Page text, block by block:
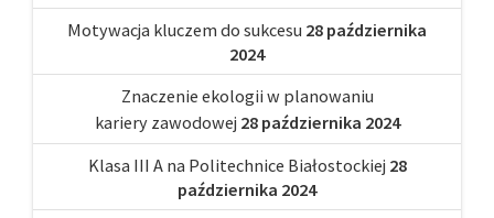
Motywacja kluczem do sukcesu 28 października
2024
Znaczenie ekologii w planowaniu
kariery zawodowej 28 października 2024
Klasa III A na Politechnice Białostockiej 28
października 2024